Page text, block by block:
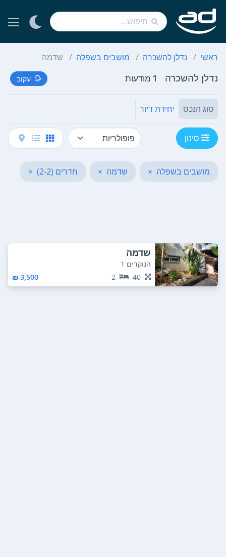
ראשי נדלן להשכרה מושבים בשפלה שדמה
נדלן להשכרה 1 מודעות עקוב
סוג הנכס יחידת דיור
סינון
מושבים בשפלה × שדמה × חדרים (2-2) ×
שדמה
הנוקדים 1
40
2
3,500 ₪